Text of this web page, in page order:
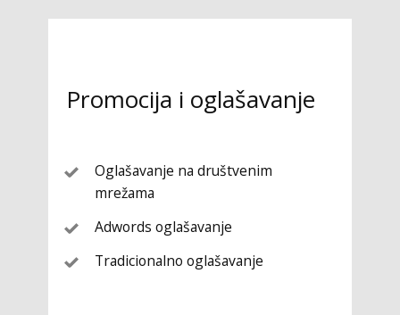
Promocija i oglašavanje
Oglašavanje na društvenim
mrežama
Adwords oglašavanje
Tradicionalno oglašavanje